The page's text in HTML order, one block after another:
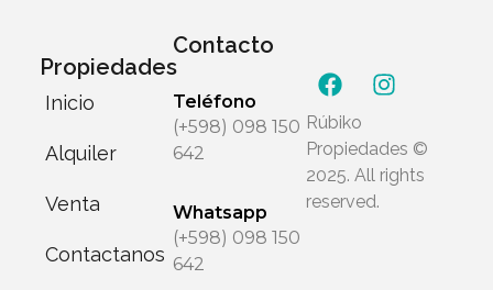
Rúbiko
Propiedades ©
2025. All rights
reserved.
Propiedades
Inicio
Alquiler
Venta
Contactanos
Contacto
Teléfono
(+598) 098 150
642
Whatsapp
(+598) 098 150
642